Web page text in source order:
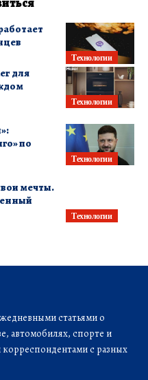
Технологии
Технологии
для
Технологии
по
Технологии
мечты.
статьями о
автомобилях, спорте и
с разных